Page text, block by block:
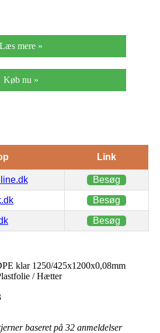
Læs mere »
Køb nu »
Link
Besøg
Besøg
Besøg
klar 1250/425x1200x0,08mm
/ Hætter
baseret på 32 anmeldelser